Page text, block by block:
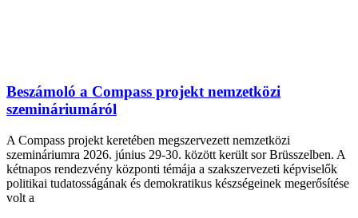
Beszámoló a Compass projekt nemzetközi
szemináriumáról
A Compass projekt keretében megszervezett nemzetközi
szemináriumra 2026. június 29-30. között került sor Brüsszelben. A
kétnapos rendezvény központi témája a szakszervezeti képviselők
politikai tudatosságának és demokratikus készségeinek megerősítése
volt a